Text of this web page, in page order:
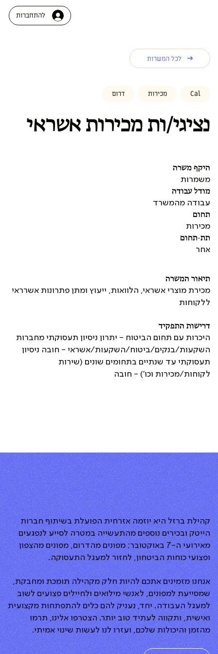
להתחברות
תיאור המשרה
מכירת מוצרי אשראי, הלוואות, ייעוץ ומתן פתרונות אשרראי
ללקוחות
דרישות התפקיד
היכרות עם תחום הביטוח - יתרון ניסיון תעסוקתי מחברות
השקעות/בנקים/ביטוח/השקעות/אשראי - חובה ניסיון
תעסוקתי עד שנתיים בתחומים שונים (שירות
לקוחות/מכירות וכו') - חובה
לכל המשרות
נציגי/ות מכירות אשראי
Cal מכירות דרום
היקף משרה
משמרות
מודל עבודה
עבודה מהמשרד
תחום
מכירות
תת-תחום
אחר
קהילת ברזל היא יוזמה אזרחית הפועלת בשיתוף חברות
הייטק ובכירים נוספים מהתעשייה במטרה לסייע לנפגעים
מאירועי ה-7 באוקטובר; מפונים מהדרום, מפונים מהצפון
ופצועי כוחות הביטחון, לחזור למעגל התעסוקה.
אנחנו מזמינים אתכם להיות חלק מקהילה תומכת ומחבקת,
שמסייעת למפונים, לאנשי מילואים ולחיילים פצועים לשוב
למעגל העבודה. יחד, נעניק להם כלים להתפתחות מקצועית
ואישית, ותקווה לעתיד טוב יותר. הצטרפו אלינו, תרמו
מהזמן והיכולות שלכם, ועזרו לנו לעשות שינוי אמיתי.